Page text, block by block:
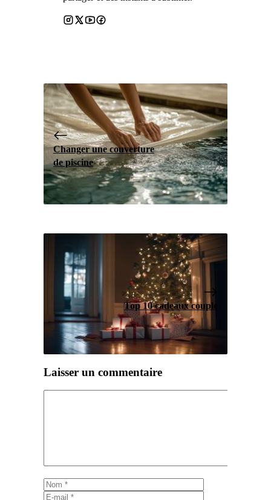
Changer une couverture
de piscine
Top 10 cadeaux couple
Laisser un commentaire
Nom
mail